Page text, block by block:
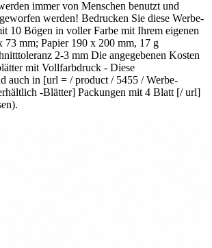
immer von Menschen benutzt und
werden! Bedrucken Sie diese Werbe-
10 Bögen in voller Farbe mit Ihrem eigenen
73 mm; Papier 190 x 200 mm, 17 g
2-3 mm Die angegebenen Kosten
mit Vollfarbdruck - Diese
auch in [url = / product / 5455 / Werbe-
-Blätter] Packungen mit 4 Blatt [/ url]